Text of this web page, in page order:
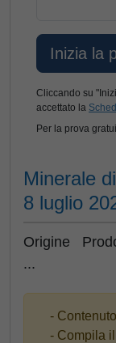
Cliccando su
accettato la
Per la prova
Minerale
8 luglio
Origine
...
-
- Compila